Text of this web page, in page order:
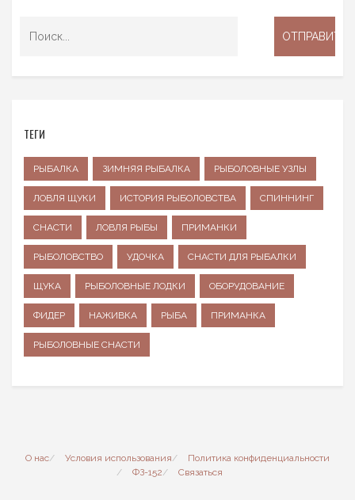
ТЕГИ
РЫБАЛКА ЗИМНЯЯ РЫБАЛКА РЫБОЛОВНЫЕ УЗЛЫ
ЛОВЛЯ ЩУКИ ИСТОРИЯ РЫБОЛОВСТВА СПИННИНГ
СНАСТИ ЛОВЛЯ РЫБЫ ПРИМАНКИ
РЫБОЛОВСТВО УДОЧКА СНАСТИ ДЛЯ РЫБАЛКИ
ЩУКА РЫБОЛОВНЫЕ ЛОДКИ ОБОРУДОВАНИЕ
ФИДЕР НАЖИВКА РЫБА ПРИМАНКА
РЫБОЛОВНЫЕ СНАСТИ
О нас Условия использования
Политика конфиденциальности
ФЗ-152
Связаться